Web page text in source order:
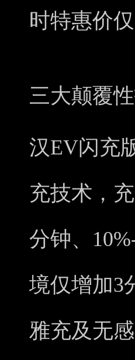
时特惠价仅
三大颠覆
汉EV闪充
充技术，
分钟、
境仅增加3
雅充及无